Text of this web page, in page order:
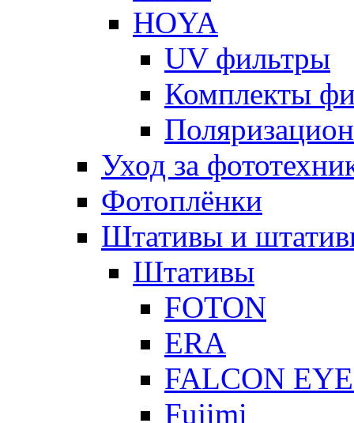
HOYA
UV фильтры
Комплекты
Уход за
Фотоплёнки
Штативы и
Штативы
FOTON
ERA
FALCON
Fujimi